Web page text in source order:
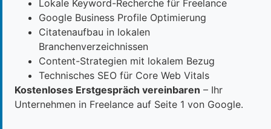
Lokale Keyword-Recherche für Freelance
Google Business Profile Optimierung
Citatenaufbau in lokalen
Branchenverzeichnissen
Content-Strategien mit lokalem Bezug
Technisches SEO für Core Web Vitals
Kostenloses Erstgespräch vereinbaren – Ihr
Unternehmen in Freelance auf Seite 1 von Google.